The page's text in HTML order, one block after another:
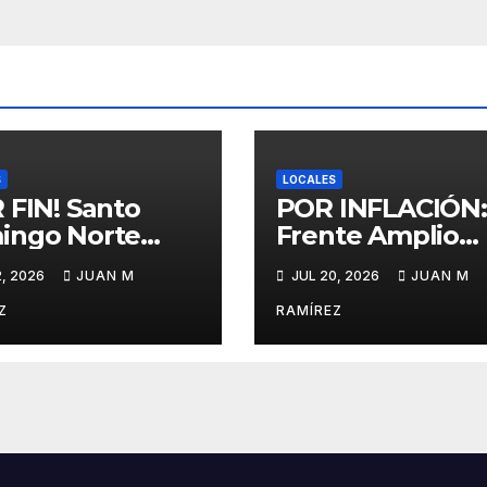
FIN! Santo
Norte
por primera
un mercado
gracias al
2026 JUAN M
LOCALES
POR INFLACIÓN:
Frente Amplio
realiza séptima
caminata
en SDN contra el
alto costo de la
JUL 20, 2026 JUAN M
RAMÍREZ